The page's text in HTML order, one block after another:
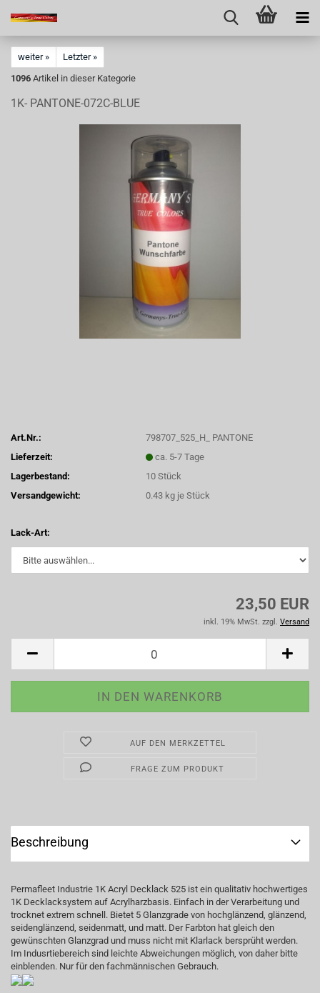
weiter »
Letzter »
1096 Artikel in dieser Kategorie
1K- PANTONE-072C-BLUE
Art.Nr.:
798707_525_H_ PANTONE
Lieferzeit:
ca. 5-7 Tage
Lagerbestand:
10Stück
Versandgewicht:
0.43 kg je Stück
Lack-Art:
23,50 EUR
inkl. 19% MwSt. zzgl. Versand
AUF DEN MERKZETTEL
FRAGE ZUM PRODUKT
Beschreibung
Permafleet Industrie 1K Acryl Decklack 525 ist ein qualitativ hochwertiges
1K Decklacksystem auf Acrylharzbasis. Einfach in der Verarbeitung und
trocknet extrem schnell. Bietet 5 Glanzgrade von hochglänzend, glänzend,
seidenglänzend, seidenmatt, und matt. Der Farbton hat gleich den
gewünschten Glanzgrad und muss nicht mit Klarlack bersprüht werden.
Im Indusrtiebereich sind leichte Abweichungen möglich, von daher bitte
einblenden. Nur für den fachmännischen Gebrauch.